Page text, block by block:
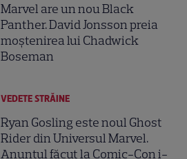
Marvel are un nou Black
Panther. David Jonsson preia
moștenirea lui Chadwick
Boseman
VEDETE STRĂINE
Ryan Gosling este noul Ghost
Rider din Universul Marvel.
Anunțul făcut la Comic-Con i-